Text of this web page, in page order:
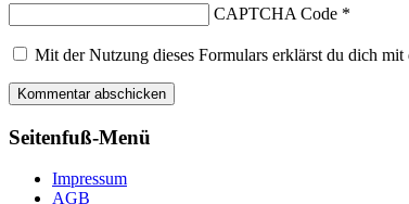
CAPTCHA Code *
Mit der Nutzung dieses Formulars erklärst du dich
Seitenfuß-Menü
Impressum
AGB